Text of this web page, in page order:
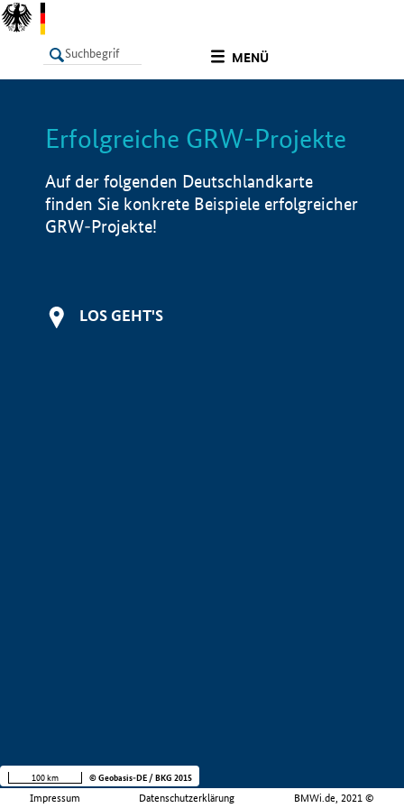
MENÜ
LISTE Info
Erfolgreiche GRW-Projekte
Auf der folgenden Deutschlandkarte
finden Sie konkrete Beispiele erfolgreicher
GRW-Projekte!
LOS GEHT'S
Impressum Datenschutzerklärung BMWi.de, 2021 ©
100 km © Geobasis-DE / BKG 2015